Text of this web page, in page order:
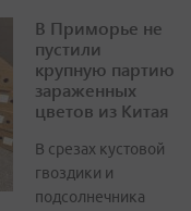
В Приморье не
пустили
крупную партию
зараженных
цветов из Китая
В срезах кустовой
гвоздики и
подсолнечника